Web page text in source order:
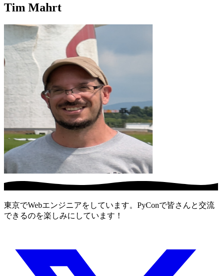
Tim Mahrt
東京でWebエンジニアをしています。PyConで皆さんと交流
できるのを楽しみにしています！